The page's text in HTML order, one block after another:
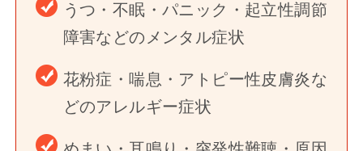
うつ・不眠・パニック・起立性調節
障害などのメンタル症状
花粉症・喘息・アトピー性皮膚炎な
どのアレルギー症状